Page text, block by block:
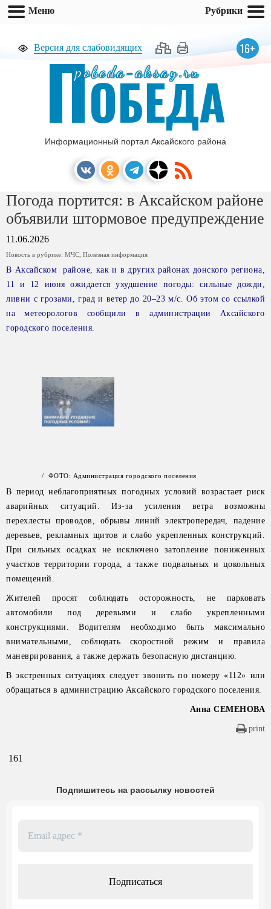
Версия для слабовидящих 16+
pobeda-aksay.ru
ПОБЕДА
Информационный портал Аксайского района
Погода портится: в Аксайском районе
объявили штормовое предупреждение
11.06.2026
Новость в рубрике: МЧС Полезная информация
В Аксайском районе, как и в других районах донского региона,
11 и 12 июня ожидается ухудшение погоды: сильные дожди,
ливни с грозами, град и ветер до 20–23 м/с. Об этом со ссылкой
на метеорологов сообщили в администрации Аксайского
городского поселения.
/ ФОТО: Администрация городского поселения
В период неблагоприятных погодных условий возрастает риск
аварийных ситуаций. Из-за усиления ветра возможны
перехлесты проводов, обрывы линий электропередач, падение
деревьев, рекламных щитов и слабо укрепленных конструкций.
При сильных осадках не исключено затопление пониженных
участков территории города, а также подвальных и цокольных
помещений.
Жителей просят соблюдать осторожность, не парковать
автомобили под деревьями и слабо укрепленными
конструкциями. Водителям необходимо быть максимально
внимательными, соблюдать скоростной режим и правила
маневрирования, а также держать безопасную дистанцию.
В экстренных ситуациях следует звонить по номеру «112» или
обращаться в администрацию Аксайского городского поселения.
Анна СЕМЕНОВА
print
161
Подпишитесь на рассылку новостей
Меню Рубрики